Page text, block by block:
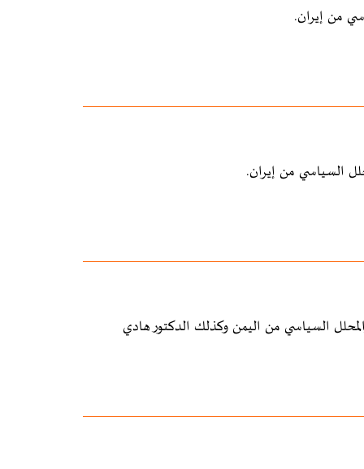
من إيران.
السياسي من إيران.
السياسي من اليمن وكذلك الدكتور هادي